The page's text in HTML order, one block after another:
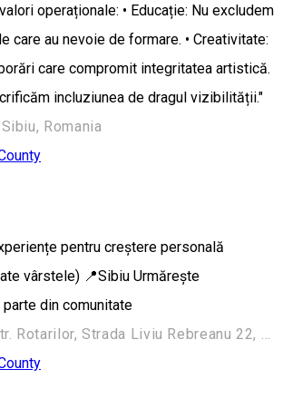
operaționale: • Educație: Nu excludem
care au nevoie de formare. • Creativitate:
care compromit integritatea artistică.
incluziunea de dragul vizibilității."
Romania
pentru creștere personală
vârstele) 📍Sibiu Urmărește
din comunitate
intrarea colț cu Str. Rotarilor, Strada Liviu Rebreanu 22, Sibiu 550256, România